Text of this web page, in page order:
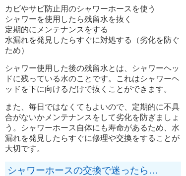
カビやサビ防止用のシャワーホースを使う
シャワーを使用したら残留水を抜く
定期的にメンテナンスをする
水漏れを発見したらすぐに対処する（劣化を防ぐ
ため）
シャワー使用した後の残留水とは、シャワーヘッ
ドに残っている水のことです。これはシャワーヘ
ッドを下に向けるだけで抜くことができます。
また、毎日ではなくてもよいので、定期的に不具
合がないかメンテナンスをして劣化を防ぎましょ
う。シャワーホース自体にも寿命があるため、水
漏れを発見したらすぐに修理や交換をすることが
大切です。
シャワーホースの交換で迷ったら…